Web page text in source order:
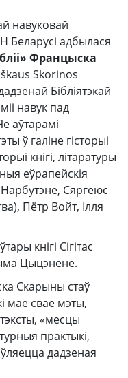
навуковай
Беларусі адбылася
Францыска
Skorinos
Бібліятэкай
навук пад
аўтарамі
ў галіне гісторыі
кнігі, літаратуры
еўрапейскія
Нарбутэне, Сяргеюс
Пётр Войт, Ілля
кнігі Сігітас
Цыцэнене.
Скарыны стаў
мае свае мэты,
«месцы
практыкі,
дадзеная